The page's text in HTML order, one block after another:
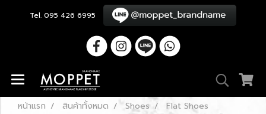
Tel. 095 426 6995
หน้าแรก สินค้าทั้งหมด Shoes Flat Shoes